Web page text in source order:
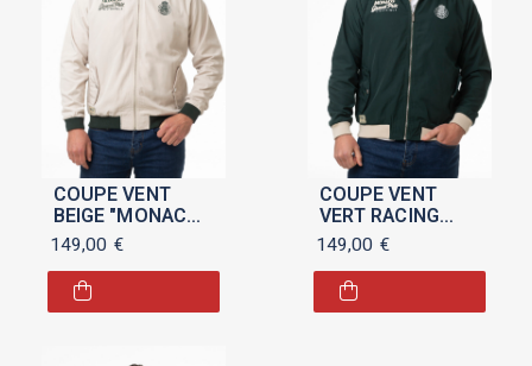
COUPE VENT
BEIGE "MONACO
GRAND PRIX
HISTORIQUE"
149,00 €
COUPE VENT
VERT RACING
"MONACO GRAND
PRIX HISTORIQUE
2026"
149,00 €